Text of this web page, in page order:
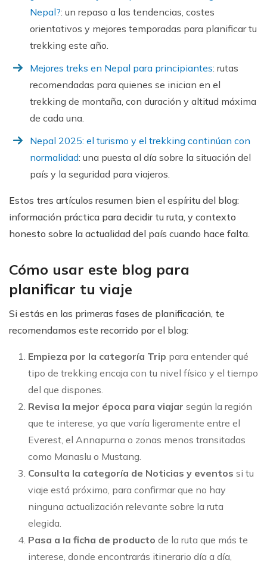
Nepal?: un repaso a las tendencias, costes
orientativos y mejores temporadas para planificar tu
trekking este año.
Mejores treks en Nepal para principiantes: rutas
recomendadas para quienes se inician en el
trekking de montaña, con duración y altitud máxima
de cada una.
Nepal 2025: el turismo y el trekking continúan con
normalidad: una puesta al día sobre la situación del
país y la seguridad para viajeros.
Estos tres artículos resumen bien el espíritu del blog:
información práctica para decidir tu ruta, y contexto
honesto sobre la actualidad del país cuando hace falta.
Cómo usar este blog para
planificar tu viaje
Si estás en las primeras fases de planificación, te
recomendamos este recorrido por el blog:
Empieza por la categoría Trip para entender qué
tipo de trekking encaja con tu nivel físico y el tiempo
del que dispones.
Revisa la mejor época para viajar según la región
que te interese, ya que varía ligeramente entre el
Everest, el Annapurna o zonas menos transitadas
como Manaslu o Mustang.
Consulta la categoría de Noticias y eventos si tu
viaje está próximo, para confirmar que no hay
ninguna actualización relevante sobre la ruta
elegida.
Pasa a la ficha de producto de la ruta que más te
interese, donde encontrarás itinerario día a día,